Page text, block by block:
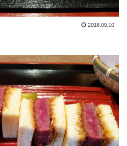
2018.09.10